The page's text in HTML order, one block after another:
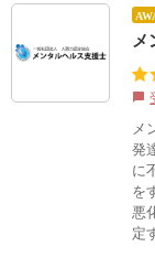
メ
chat_bubble
メ
発
に
を
悪
定